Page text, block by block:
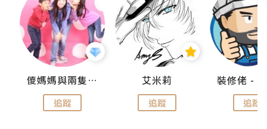
儍媽媽與兩隻小魔怪之家
追蹤
艾米莉
追蹤 追蹤